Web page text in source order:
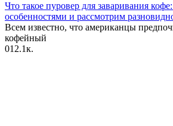
Что такое пуровер для заваривания
особенностями и рассмотрим
Всем известно, что американцы
кофейный
012.1к.